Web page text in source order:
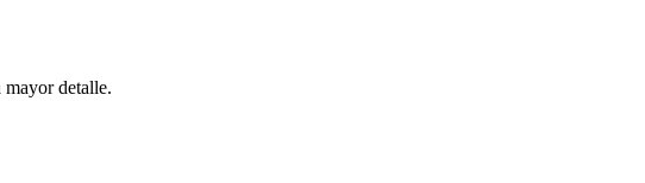
mayor detalle.